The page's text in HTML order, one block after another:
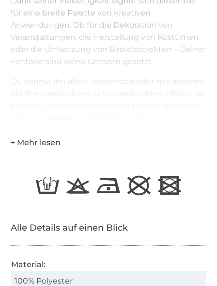
für eine breite Palette von kreativen
Anwendungen. Ob für die Dekoration von
Veranstaltungen, die Herstellung von Kostümen
oder die Umsetzung von Bastelprojekten – Deiner
Fantasie sind keine Grenzen gesetzt.
Du kannst ihn allein verwenden oder mit anderen
Alle Details auf einen Blick
Material:
100% Polyester